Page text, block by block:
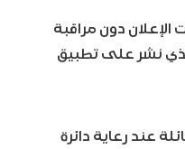
الإعلان دون مراقبة
نشر على تطبيق
عند رعاية دائرة